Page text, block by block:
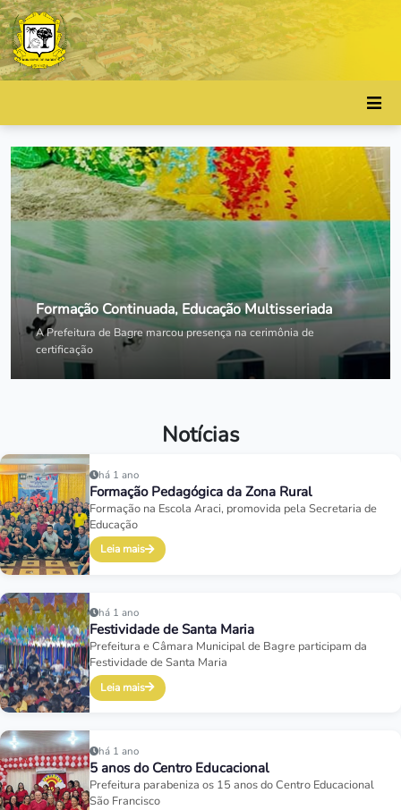
Formação Continuada, Educação Multisseriada
A Prefeitura de Bagre marcou presença na cerimônia de
certificação
Notícias
há 1 ano
Formação Pedagógica da Zona Rural
Formação na Escola Araci, promovida pela Secretaria de
Educação
Leia mais
há 1 ano
Festividade de Santa Maria
Prefeitura e Câmara Municipal de Bagre participam da
Festividade de Santa Maria
Leia mais
há 1 ano
5 anos do Centro Educacional
Prefeitura parabeniza os 15 anos do Centro Educacional
São Francisco